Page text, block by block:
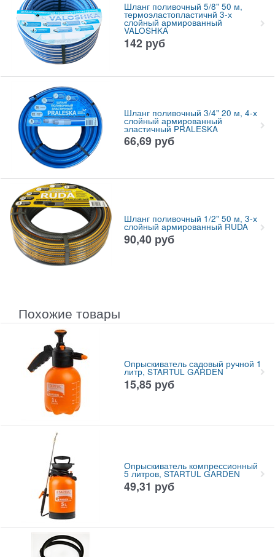
Шланг поливочный 5/8" 50 м,
термоэластопластичнй 3-х
слойный армированный
VALOSHKA
142 руб
Шланг поливочный 3/4" 20 м, 4-х
слойный армированный
эластичный PRALESKA
66,69 руб
Шланг поливочный 1/2" 50 м, 3-х
слойный армированный RUDA
90,40 руб
Похожие товары
Опрыскиватель садовый ручной 1
литр, STARTUL GARDEN
15,85 руб
Опрыскиватель компрессионный
5 литров, STARTUL GARDEN
49,31 руб